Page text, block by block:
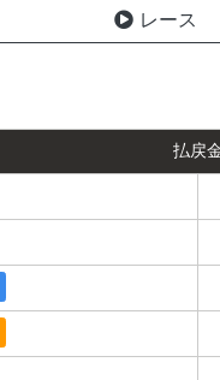
レース
払戻